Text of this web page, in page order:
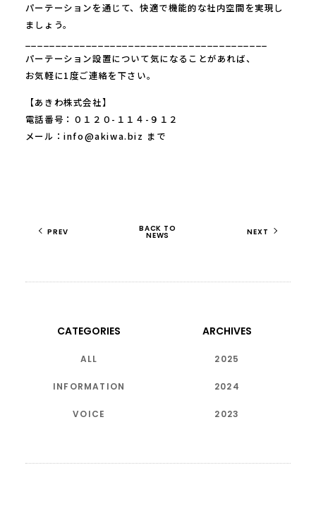
パーテーションを通じて、快適で機能的な社内空間を実現し
ましょう。
パーテーション設置について気になることがあれば、
お気軽に1度ご連絡を下さい。
【あきわ株式会社】
電話番号：０１２０-１１４-９１２
メール：info@akiwa.biz まで
PREV BACK TO
NEWS NEXT
CATEGORIES
ALL
INFORMATION
VOICE
ARCHIVES
2025
2024
2023